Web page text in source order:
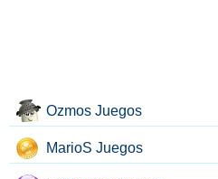
Ozmos Juegos
MarioS Juegos